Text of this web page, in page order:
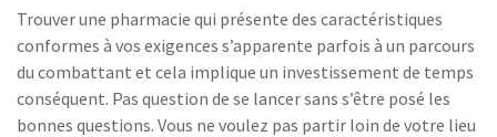
Trouver une pharmacie qui présente des caractéristiques
conformes à vos exigences s’apparente parfois à un parcours
du combattant et cela implique un investissement de temps
conséquent. Pas question de se lancer sans s’être posé les
bonnes questions. Vous ne voulez pas partir loin de votre lieu